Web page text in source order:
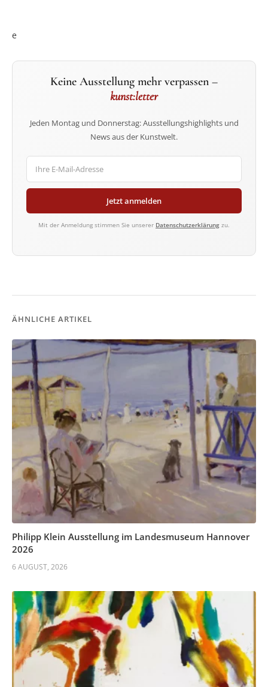
e
Keine Ausstellung mehr verpassen –
kunst:letter
Jeden Montag und Donnerstag: Ausstellungshighlights und
News aus der Kunstwelt.
Jetzt anmelden
Mit der Anmeldung stimmen Sie unserer Datenschutzerklärung zu.
ÄHNLICHE ARTIKEL
Philipp Klein Ausstellung im Landesmuseum Hannover
2026
6 AUGUST, 2026